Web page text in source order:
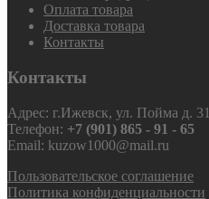
Оплата товара
Доставка товара
Контакты
Контакты
Адрес: г.Ижевск, ул. Пойма д. 31
Телефон: +7 (901) 865 - 91 - 65
Email: kuzow1000@mail.ru
Пользовательское соглашение
Политика конфиденциальности